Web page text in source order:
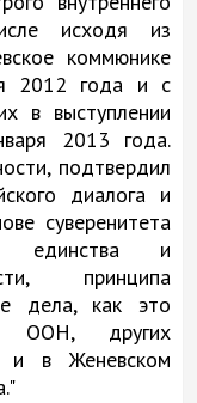
исходя из
коммюнике
2012 года и с
в выступлении
2013 года.
подтвердил
диалога и
суверенитета
единства и
принципа
дела, как это
ООН, других
и в Женевском